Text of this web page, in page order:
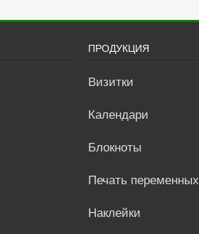
ПРОДУКЦИЯ
Визитки
Календари
Блокноты
Печать
Наклейки